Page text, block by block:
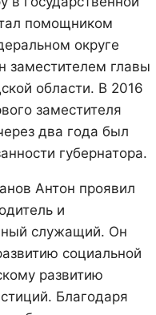
помощником
округе
заместителем главы
области. В 2016
заместителя
два года был
губернатора.
Антон проявил
и
служащий. Он
социальной
развитию
Благодаря